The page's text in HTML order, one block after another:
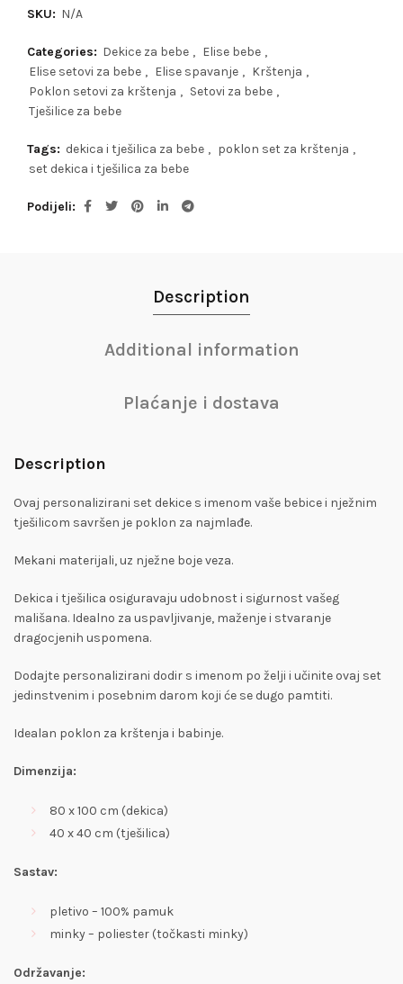
SKU: N/A
Categories: Dekice za bebe , Elise bebe ,
Elise setovi za bebe , Elise spavanje , Krštenja ,
Poklon setovi za krštenja , Setovi za bebe ,
Tješilice za bebe
Tags: dekica i tješilica za bebe , poklon set za krštenja ,
set dekica i tješilica za bebe
Podijeli
Description
Additional information
Plaćanje i dostava
Description
Ovaj personalizirani set dekice s imenom vaše bebice i nježnim
tješilicom savršen je poklon za najmlađe.
Mekani materijali, uz nježne boje veza.
Dekica i tješilica osiguravaju udobnost i sigurnost vašeg
mališana. Idealno za uspavljivanje, maženje i stvaranje
dragocjenih uspomena.
Dodajte personalizirani dodir s imenom po želji i učinite ovaj set
jedinstvenim i posebnim darom koji će se dugo pamtiti.
Idealan poklon za krštenja i babinje.
Dimenzija:
80 x 100 cm (dekica)
40 x 40 cm (tješilica)
Sastav:
pletivo – 100% pamuk
minky – poliester (točkasti minky)
Održavanje: